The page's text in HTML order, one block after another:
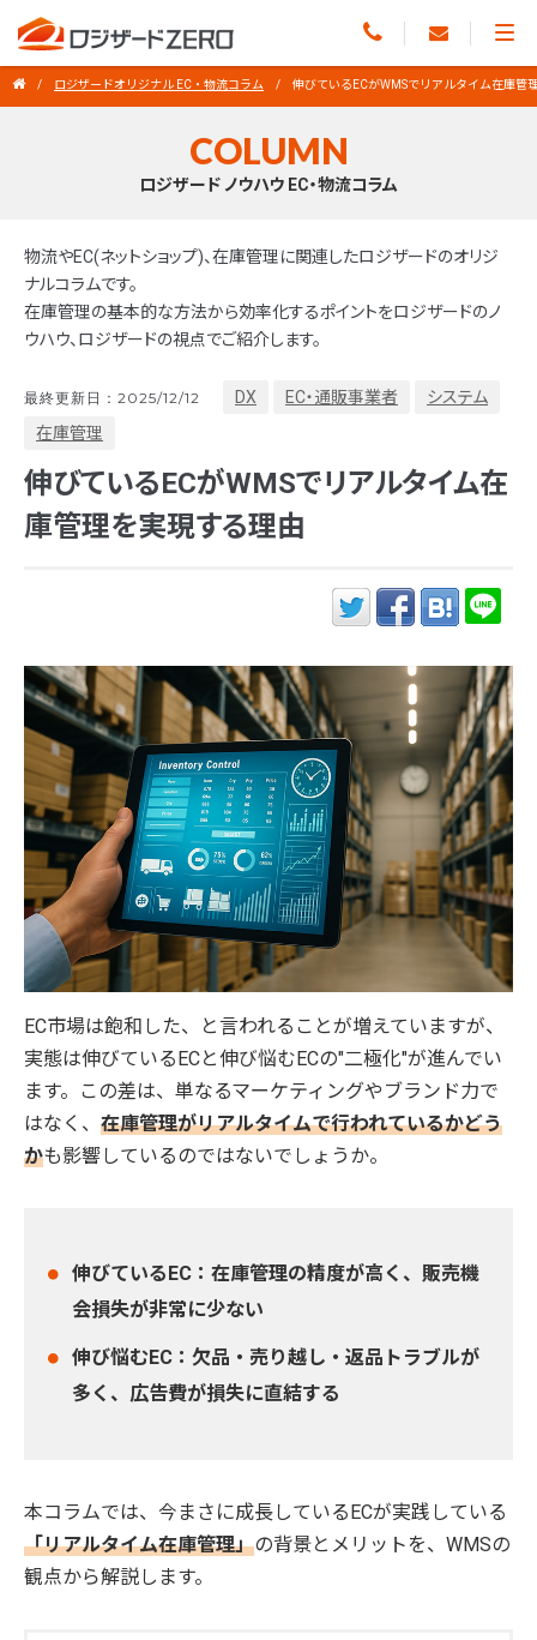
ロジザードオリジナル EC・物流コラム 伸びているECがWMSでリアルタイム在庫管
COLUMN
ロジザード ノウハウ EC・物流コラム
物流やEC(ネットショップ)、在庫管理に関連したロジザードのオリジ
ナルコラムです。
在庫管理の基本的な方法から効率化するポイントをロジザードのノ
ウハウ、ロジザードの視点でご紹介します。
最終更新日：2025/12/12 DX EC・通販事業者
システム
在庫管理
伸びているECがWMSでリアルタイム在
庫管理を実現する理由
EC市場は飽和した、と言われることが増えていますが、
実態は伸びているECと伸び悩むECの"二極化"が進んでい
ます。この差は、単なるマーケティングやブランド力で
はなく、 在庫管理がリアルタイムで行われているかどう
かも影響しているのではないでしょうか。
伸びているEC：在庫管理の精度が高く、販売機
会損失が非常に少ない
伸び悩むEC：欠品・売り越し・返品トラブルが
多く、広告費が損失に直結する
本コラムでは、今まさに成長しているECが実践している
「リアルタイム在庫管理」の背景とメリットを、WMSの
観点から解説します。